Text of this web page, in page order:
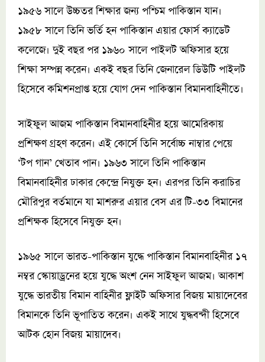
১৯৫৬ সালে উচ্চতর শিক্ষার জন্য পশ্চিম পাকিস্তান যান।
১৯৫৮ সালে তিনি ভর্তি হন পাকিস্তান এয়ার ফোর্স ক্যাডেট
কলেজে। দুই বছর পর ১৯৬০ সালে পাইলট অফিসার হয়ে
শিক্ষা সম্পন্ন করেন। একই বছর তিনি জেনারেল ডিউটি পাইলট
হিসেবে কমিশনপ্রাপ্ত হয়ে যোগ দেন পাকিস্তান বিমানবাহিনীতে।
সাইফুল আজম পাকিস্তান বিমানবাহিনীর হয়ে আমেরিকায়
প্রশিক্ষণ গ্রহণ করেন। এই কোর্সে তিনি সর্বোচ্চ নাম্বার পেয়ে
‘টপ গান’ খেতাব পান। ১৯৬৩ সালে তিনি পাকিস্তান
বিমানবাহিনীর ঢাকার কেন্দ্রে নিযুক্ত হন। এরপর তিনি করাচির
মৌরিপুর বর্তমানে যা মাশরুর এয়ার বেস এর টি-৩৩ বিমানের
প্রশিক্ষক হিসেবে নিযুক্ত হন।
১৯৬৫ সালে ভারত-পাকিস্তান যুদ্ধে পাকিস্তান বিমানবাহিনীর ১৭
নম্বর স্কোয়াড্রনের হয়ে যুদ্ধে অংশ নেন সাইফুল আজম। আকাশ
যুদ্ধে ভারতীয় বিমান বাহিনীর ফ্লাইট অফিসার বিজয় মায়াদেবের
বিমানকে তিনি ভূপাতিত করেন। একই সাথে যুদ্ধবন্দী হিসেবে
আটক হোন বিজয় মায়াদেব।